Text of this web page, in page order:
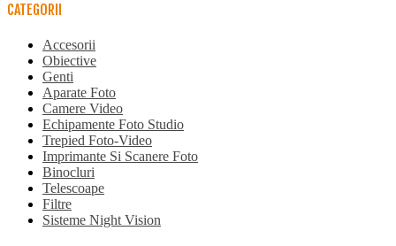
CATEGORII
Accesorii
Obiective
Genti
Aparate Foto
Camere Video
Echipamente Foto Studio
Trepied Foto-Video
Imprimante Si Scanere Foto
Binocluri
Telescoape
Filtre
Sisteme Night Vision